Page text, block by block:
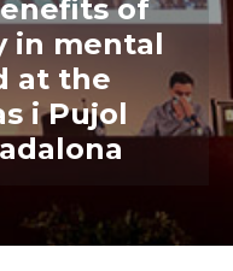
of
in mental
at the
i Pujol